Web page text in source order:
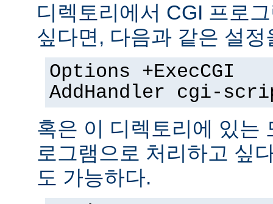
디렉토리에서 CGI 프로
싶다면, 다음과 같은 설정
Options +ExecCGI
AddHandler cgi-
혹은 이 디렉토리에 있는
로그램으로 처리하고 싶
도 가능하다.